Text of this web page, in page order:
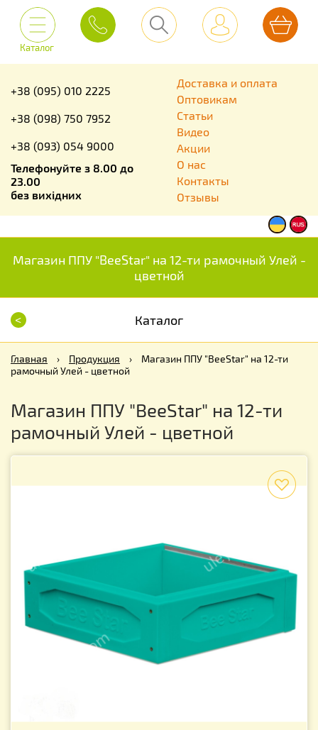
Каталог
+38 (095) 010 2225
+38 (098) 750 7952
+38 (093) 054 9000
Телефонуйте з 8.00 до
23.00
без вихідних
Доставка и оплата
Оптовикам
Статьи
Видео
Акции
О нас
Контакты
Отзывы
Магазин ППУ "BeeStar" на 12-ти рамочный Улей -
цветной
< Каталог
Главная › Продукция ›
Магазин ППУ "BeeStar" на 12-ти
рамочный Улей - цветной
Магазин ППУ "BeeStar" на 12-ти
рамочный Улей - цветной